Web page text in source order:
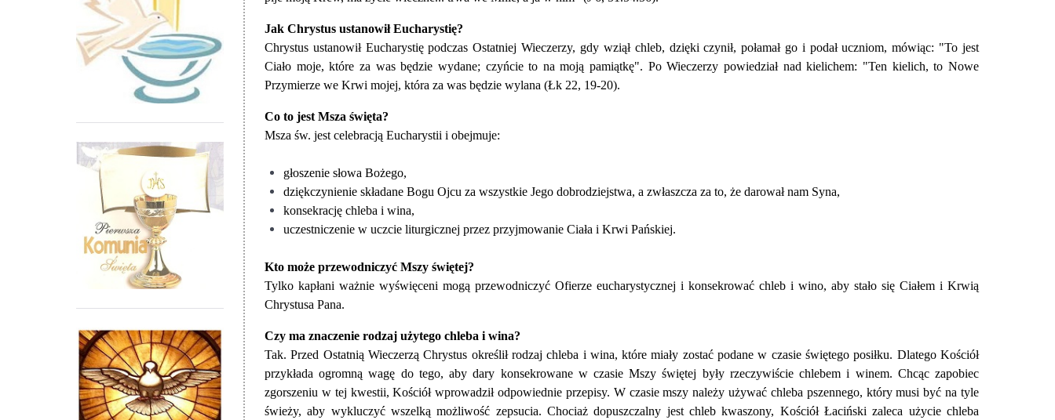
Jak Chrystus ustanowił Eucharystię?
Chrystus ustanowił Eucharystię podczas Ostatniej Wieczerzy, gdy wziął chleb, dzięki czynił, połamał go i podał uczniom, mówiąc: "To jest
Ciało moje, które za was będzie wydane; czyńcie to na moją pamiątkę". Po Wieczerzy powiedział nad kielichem: "Ten kielich, to Nowe
Przymierze we Krwi mojej, która za was będzie wylana (Łk 22, 19-20).
Co to jest Msza święta?
Msza św. jest celebracją Eucharystii i obejmuje:
głoszenie słowa Bożego,
dziękczynienie składane Bogu Ojcu za wszystkie Jego dobrodziejstwa, a zwłaszcza za to, że darował nam Syna,
konsekrację chleba i wina,
uczestniczenie w uczcie liturgicznej przez przyjmowanie Ciała i Krwi Pańskiej.
Kto może przewodniczyć Mszy świętej?
Tylko kapłani ważnie wyświęceni mogą przewodniczyć Ofierze eucharystycznej i konsekrować chleb i wino, aby stało się Ciałem i Krwią
Chrystusa Pana.
Czy ma znaczenie rodzaj użytego chleba i wina?
Tak. Przed Ostatnią Wieczerzą Chrystus określił rodzaj chleba i wina, które miały zostać podane w czasie świętego posiłku. Dlatego Kościół
przykłada ogromną wagę do tego, aby dary konsekrowane w czasie Mszy świętej były rzeczywiście chlebem i winem. Chcąc zapobiec
zgorszeniu w tej kwestii, Kościół wprowadził odpowiednie przepisy. W czasie mszy należy używać chleba pszennego, który musi być na tyle
świeży, aby wykluczyć wszelką możliwość zepsucia. Chociaż dopuszczalny jest chleb kwaszony, Kościół Łaciński zaleca użycie chleba